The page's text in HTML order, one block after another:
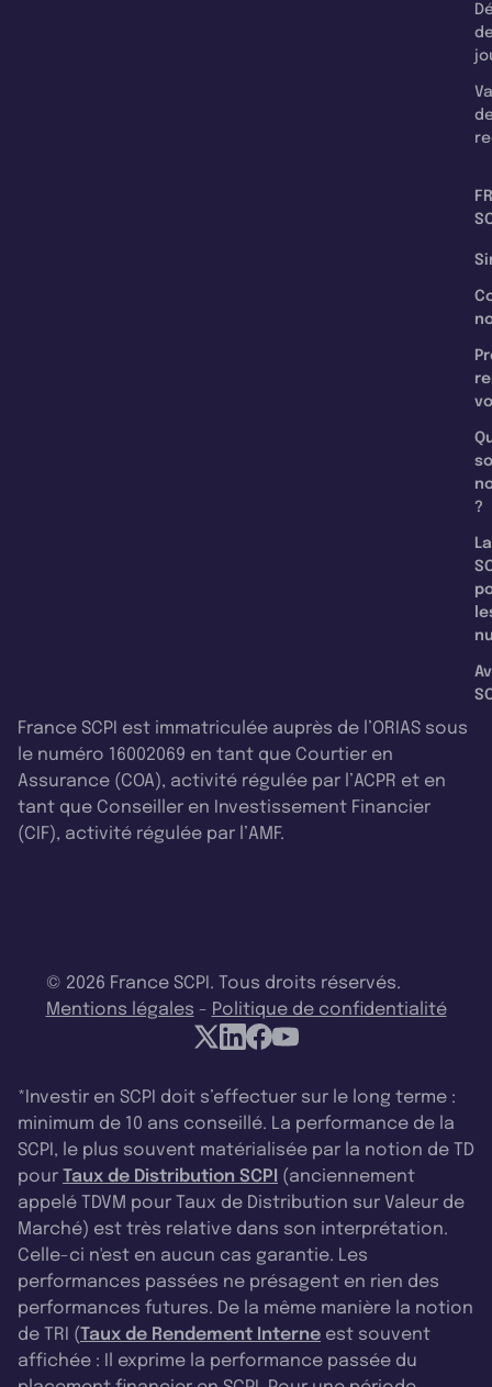
?
La
France SCPI est immatriculée auprès de l’ORIAS sous
le numéro 16002069 en tant que Courtier en
Assurance (COA), activité régulée par l’ACPR et en
tant que Conseiller en Investissement Financier
(CIF), activité régulée par l’AMF.
© 2026 France SCPI. Tous droits réservés.
Mentions légales - Politique de confidentialité
*Investir en SCPI doit s’effectuer sur le long terme :
minimum de 10 ans conseillé. La performance de la
SCPI, le plus souvent matérialisée par la notion de TD
pour Taux de Distribution SCPI (anciennement
appelé TDVM pour Taux de Distribution sur Valeur de
Marché) est très relative dans son interprétation.
Celle-ci n'est en aucun cas garantie. Les
performances passées ne présagent en rien des
performances futures. De la même manière la notion
de TRI (Taux de Rendement Interne est souvent
affichée : Il exprime la performance passée du